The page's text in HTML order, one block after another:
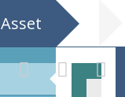
Asset